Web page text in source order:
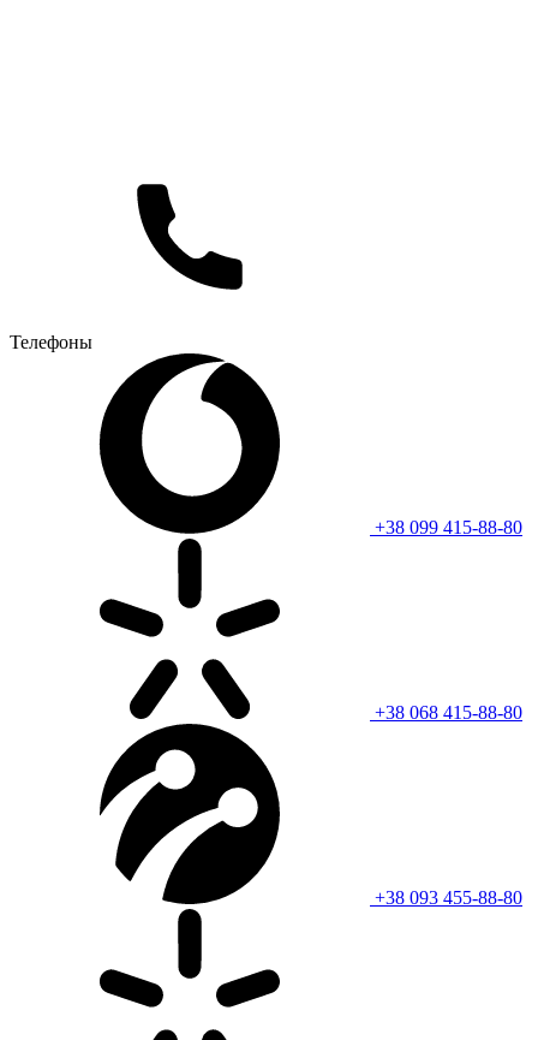
Телефоны
+38 099 415-88-80
+38 068 415-88-80
+38 093 455-88-80